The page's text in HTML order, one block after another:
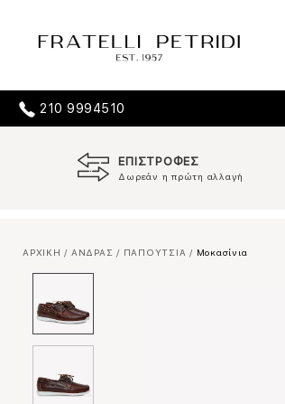
210 9994510
ΕΠΙΣΤΡΟΦΕΣ
Δωρεάν η πρώτη αλλαγή
ΑΡΧΙΚΗ / ΑΝΔΡΑΣ / ΠΑΠΟΥΤΣΙΑ / Μοκασίνια